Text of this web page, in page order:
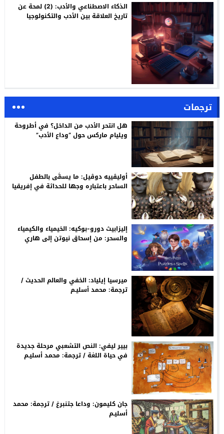
الذكاء الاصطناعي والأدب: (2) لمحة عن
تاريخ العلاقة بين الأدب والتكنولوجيا
ترجمات
هل انتحر الأدب من الداخل؟ في أطروحة
ويليام ماركس حول “وداع الأدب”
أوليڤييه دوڤيل: ما يسمَّى بالطفل
الساحر باعتباره وجها للحداثة في إفريقيا
إليزابيث دورو-بوكيه: الخيمياء والكيمياء
والسحر: من إسحاق نيوتن إلى هاري
ميرسيا إيلياد: الخفي والعالم الحديث /
ترجمة: محمد أسليـم
بيير ليفي: النص التشعبي مرحلة جديدة
في حياة اللغة / ترجمة: محمد أسليـم
جان كليمون: وداعا جتنبرغ / ترجمة: محمد
أسليـم